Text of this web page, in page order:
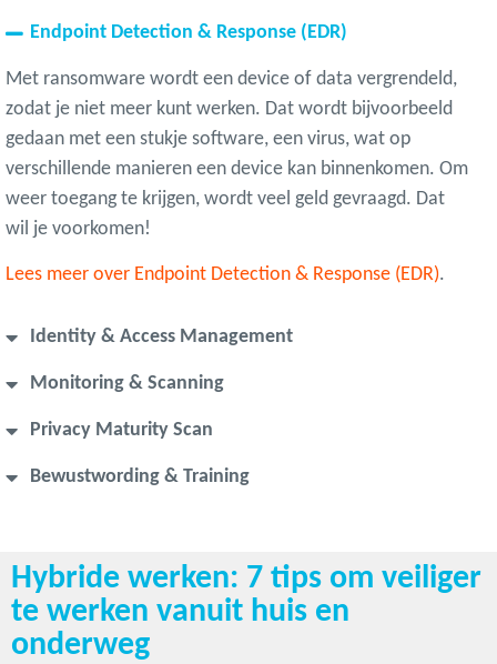
Endpoint Detection & Response (EDR)
Met ransomware wordt een device of data vergrendeld,
zodat je niet meer kunt werken. Dat wordt bijvoorbeeld
gedaan met een stukje software, een virus, wat op
verschillende manieren een device kan binnenkomen. Om
weer toegang te krijgen, wordt veel geld gevraagd. Dat
wil je voorkomen!
Lees meer over Endpoint Detection & Response (EDR).
Identity & Access Management
Monitoring & Scanning
Privacy Maturity Scan
Bewustwording & Training
Hybride werken: 7 tips om veiliger
te werken vanuit huis en
onderweg